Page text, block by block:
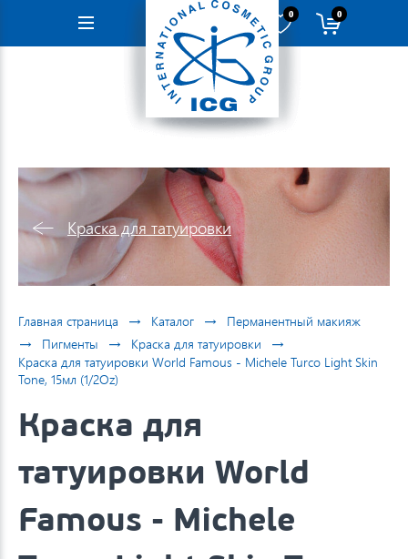
Навигация
0 0
Краска для татуировки
Главная страница → Каталог → Перманентный макияж
→ Пигменты → Краска для татуировки →
Краска для татуировки World Famous - Michele Turco Light Skin
Tone, 15мл (1/2Oz)
Краска для
татуировки World
Famous - Michele